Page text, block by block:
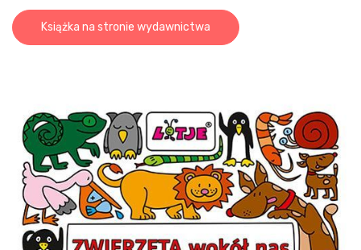
Książka na stronie wydawnictwa